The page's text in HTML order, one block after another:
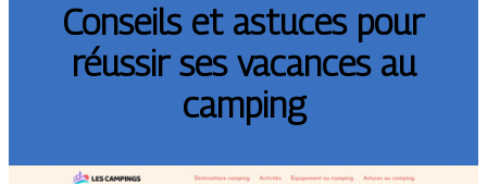
Conseils et astuces pour
réussir ses vacances au
camping